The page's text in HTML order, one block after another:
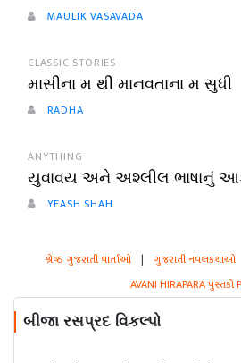
MAULIK VASAVADA
CLASSIC STORIES
માસીના મ થી માનવતાના મ સુધી
RADHA
ANYTHING
યુવાવય અને અશ્લીલ ભાષાનું
YEASH SHAH
શ્રેષ્ઠ ગુજરાતી વાર્તાઓ | ગુજરાતી નવલકથાઓ
AVANI HIRAPARA પુસ્તકો
બીજા રસપ્રદ વિકલ્પો